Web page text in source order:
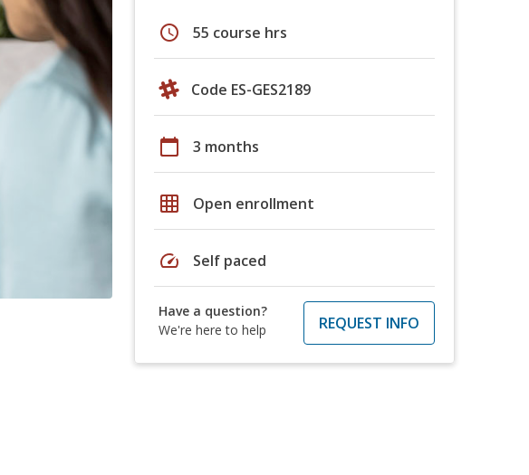
schedule 55 course hrs
Code ES-GES2189
calendar_today 3 months
grid_on Open enrollment
speed Self paced
Have a question?
We're here to help
REQUEST INFO